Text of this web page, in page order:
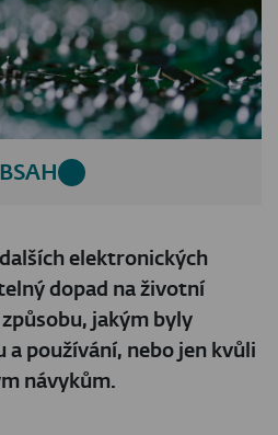
elektronických
dopad na životní
jakým byly
a používání, nebo jen kvůli
návykům.